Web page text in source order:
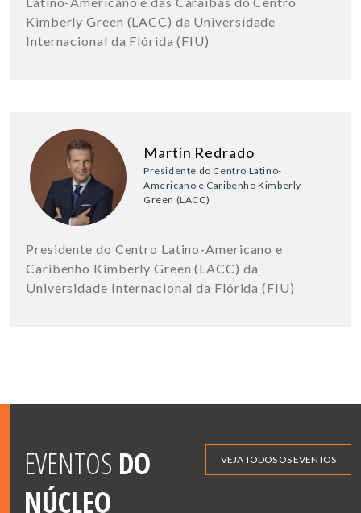
Kimberly Green (LACC) da Universidade
Internacional da Flórida (FIU)
Martín Redrado
Presidente do Centro Latino-
Americano e Caribenho Kimberly
Green (LACC)
Presidente do Centro Latino-Americano e
Caribenho Kimberly Green (LACC) da
Universidade Internacional da Flórida (FIU)
EVENTOS DO
NÚCLEO
VEJA TODOS OS EVENTOS